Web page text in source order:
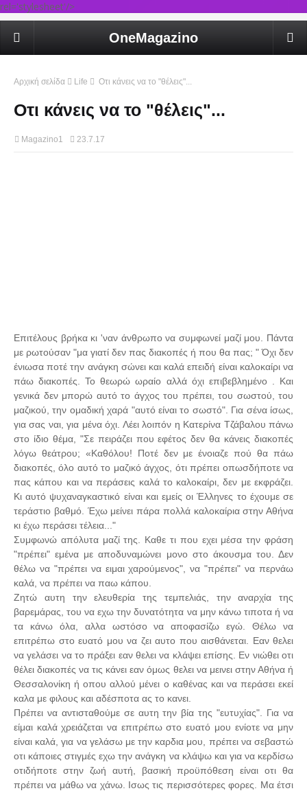
rel='stylesheet'/>
OneMagazino
Αρχική σελίδα Life Οτι κάνεις να το "θέλεις"...
Οτι κάνεις να το "θέλεις"...
Magazino1 23.7.17
Επιτέλους βρήκα κι 'ναν άνθρωπο να συμφωνεί μαζί μου. Πάντα
με ρωτούσαν "μα γιατί δεν πας διακοπές ή που θα πας; " Όχι δεν
ένιωσα ποτέ την ανάγκη σώνει και καλά επειδή είναι καλοκαίρι να
πάω διακοπές. Το θεωρώ ωραίο αλλά όχι επιβεβλημένο . Και
γενικά δεν μπορώ αυτό το άγχος του πρέπει, του σωστού, του
μαζικού, την ομαδική χαρά "αυτό είναι το σωστό". Για σένα ίσως,
για σας ναι, για μένα όχι. Λέει λοιπόν η Κατερίνα Τζάβαλου πάνω
στο ίδιο θέμα, "Σε πειράζει που εφέτος δεν θα κάνεις διακοπές
λόγω θεάτρου; «Καθόλου! Ποτέ δεν με ένοιαζε πού θα πάω
διακοπές, όλο αυτό το μαζικό άγχος, ότι πρέπει οπωσδήποτε να
πας κάπου και να περάσεις καλά το καλοκαίρι, δεν με εκφράζει.
Κι αυτό ψυχαναγκαστικό είναι και εμείς οι Έλληνες το έχουμε σε
τεράστιο βαθμό. Έχω μείνει πάρα πολλά καλοκαίρια στην Αθήνα
κι έχω περάσει τέλεια..."
Συμφωνώ απόλυτα μαζί της. Καθε τι που εχει μέσα την φράση
"πρέπει" εμένα με αποδυναμώνει μονο στο άκουσμα του. Δεν
θέλω να "πρέπει να ειμαι χαρούμενος", να "πρέπει" να περνάω
καλά, να πρέπει να παω κάπου.
Ζητώ αυτη την ελευθερία της τεμπελιάς, την αναρχία της
βαρεμάρας, του να εχω την δυνατότητα να μην κάνω τιποτα ή να
τα κάνω όλα, αλλα ωστόσο να αποφασίζω εγώ. Θέλω να
επιτρέπω στο ευατό μου να ζει αυτο που αισθάνεται. Εαν θελει
να γελάσει να το πράξει εαν θελει να κλάψει επίσης. Εν νιώθει οτι
θέλει διακοπές να τις κάνει εαν όμως θελει να μεινει στην Αθήνα ή
Θεσσαλονίκη ή οπου αλλού μένει ο καθένας και να περάσει εκεί
καλα με φιλους και αδέσποτα ας το κανει.
Πρέπει να αντισταθούμε σε αυτη την βία της "ευτυχίας". Για να
είμαι καλά χρειάζεται να επιτρέπω στο ευατό μου ενίοτε να μην
είναι καλά, για να γελάσω με την καρδια μου, πρέπει να σεβαστώ
οτι κάποιες στιγμές εχω την ανάγκη να κλάψω και για να κερδίσω
οτιδήποτε στην ζωή αυτή, βασική προϋπόθεση είναι οτι θα
πρέπει να μάθω να χάνω. Ισως τις περισσότερες φορες. Μα έτσι